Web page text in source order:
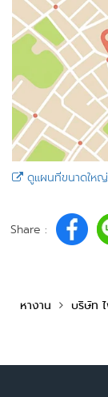
ดูแผนที่ขนาดใหญ่
Share :
หางาน บริษัท